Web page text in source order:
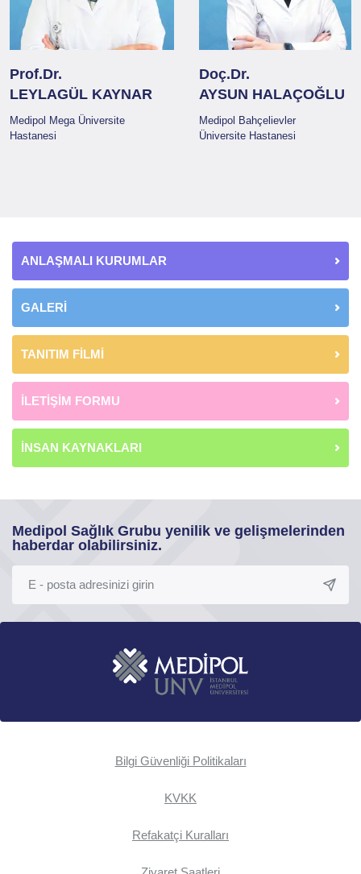
Prof.Dr.
LEYLAGÜL KAYNAR
Medipol Mega Üniversite
Hastanesi
Doç.Dr.
AYSUN HALAÇOĞLU
Medipol Bahçelievler
Üniversite Hastanesi
ANLAŞMALI KURUMLAR
GALERİ
TANITIM FİLMİ
İLETİŞİM FORMU
İNSAN KAYNAKLARI
Medipol Sağlık Grubu yenilik ve gelişmelerinden
haberdar olabilirsiniz.
Bilgi Güvenliği Politikaları
KVKK
Refakatçi Kuralları